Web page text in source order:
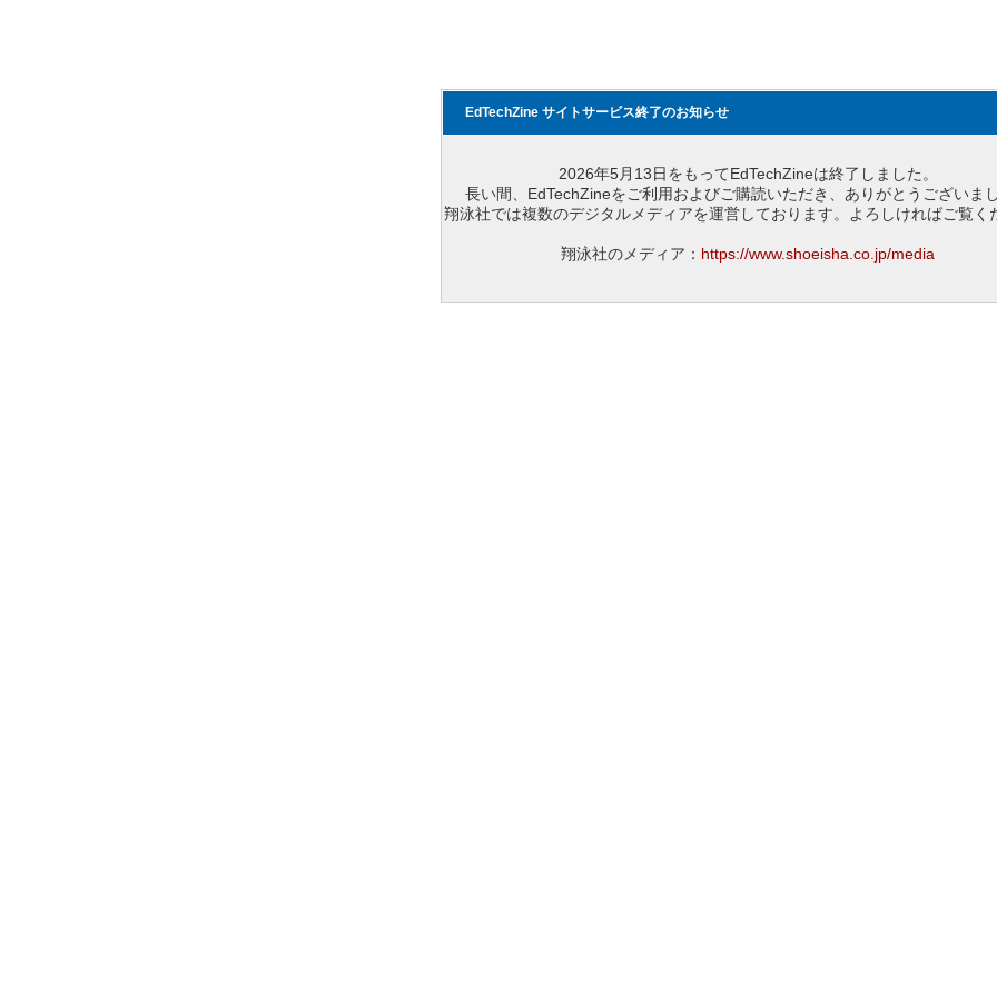
EdTechZine サイトサービス終了のお知らせ
2026年5月13日をもってEdTechZineは終了しました。
長い間、EdTechZineをご利用およびご購読いただき、ありがとうございまし
翔泳社では複数のデジタルメディアを運営しております。よろしければご覧く
翔泳社のメディア： https://www.shoeisha.co.jp/media